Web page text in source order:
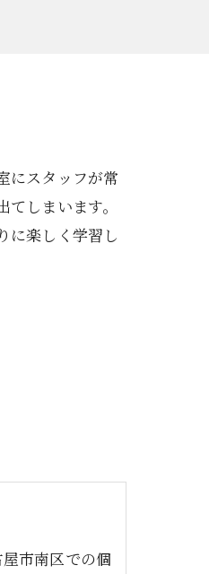
にスタッフが常
しまいます。
に楽しく学習し
市南区での個